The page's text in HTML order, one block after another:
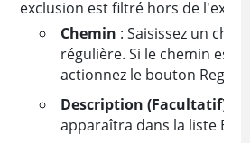
exclusion est filtré hors de
Chemin : Saisissez un
régulière. Si le chemin est
actionnez le bouton RegEx.
Description (Facultatif)
apparaîtra dans la liste